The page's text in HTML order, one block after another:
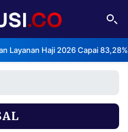
Layanan Haji 2026 Capai